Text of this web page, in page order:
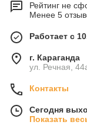
Рейтинг не
Менее 5
Работает с
г. Караганда
ул. Речная,
Контакты
Сегодня
Показать